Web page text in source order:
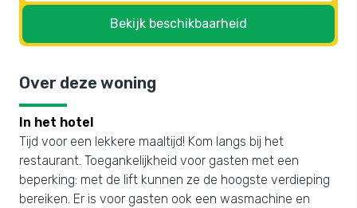
Bekijk beschikbaarheid
Over deze woning
In het hotel
Tijd voor een lekkere maaltijd! Kom langs bij het
restaurant. Toegankelijkheid voor gasten met een
beperking: met de lift kunnen ze de hoogste verdieping
bereiken. Er is voor gasten ook een wasmachine en